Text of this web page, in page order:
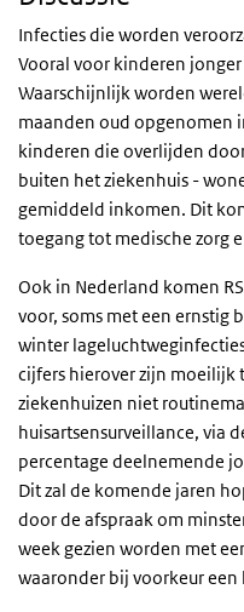
Infecties die worden
Vooral voor kinderen
Waarschijnlijk worden
maanden oud opgenomen
kinderen die overlijden
buiten het ziekenhuis -
gemiddeld inkomen. Dit
toegang tot medische zorg
Ook in Nederland komen
voor, soms met een ernstig
winter
cijfers hierover zijn moeilijk
ziekenhuizen niet
huisartsensurveillance, via
percentage deelnemende
Dit zal de komende jaren
door de afspraak om
week gezien worden met
waaronder bij voorkeur